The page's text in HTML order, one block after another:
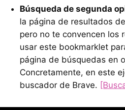
Búsqueda de segunda
la página de resultados
pero no te convencen los
usar este bookmarklet
página de búsquedas en
Concretamente, en este
buscador de Brave.